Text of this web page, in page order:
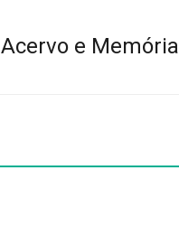
Acervo e Memória